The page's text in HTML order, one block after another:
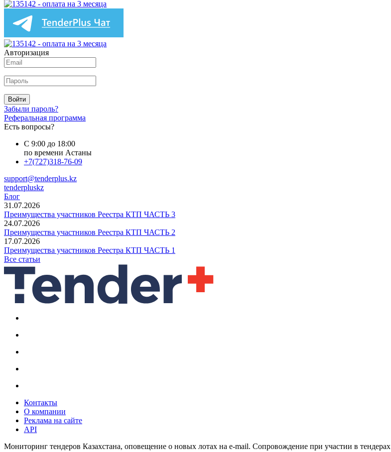
Авторизация
Войти
Забыли пароль?
Реферальная программа
Есть вопросы?
С 9:00 до 18:00
по времени Астаны
+7(727)318-76-09
support@tenderplus.kz
tenderpluskz
Блог
31.07.2026
Преимущества участников Реестра КТП ЧАСТЬ 3
24.07.2026
Преимущества участников Реестра КТП ЧАСТЬ 2
17.07.2026
Преимущества участников Реестра КТП ЧАСТЬ 1
Все статьи
Контакты
О компании
Реклама на сайте
API
Мониторинг тендеров Казахстана, оповещение о новых лотах на e-mail. Сопровождение при участии в тендерах